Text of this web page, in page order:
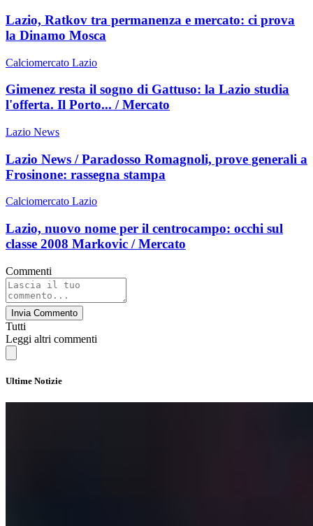
Lazio, Ratkov tra permanenza e mercato: ci prova
la Dinamo Mosca
Calciomercato Lazio
Gimenez resta il sogno di Gattuso: la Lazio studia
l'offerta. Il Porto... / Mercato
Lazio News
Lazio News / Paradosso Romagnoli, prove generali a
Frosinone: rassegna stampa
Calciomercato Lazio
Lazio, nuovo nome per il centrocampo: occhi sul
classe 2008 Markovic / Mercato
Commenti
Invia Commento
Tutti
Leggi altri commenti
Ultime Notizie